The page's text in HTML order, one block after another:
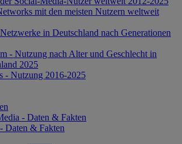
mit den meisten Nutzern weltweit
in Deutschland nach Generationen
- Nutzung nach Alter und Geschlecht in
2025
- Nutzung 2016-2025
- Daten & Fakten
Daten & Fakten